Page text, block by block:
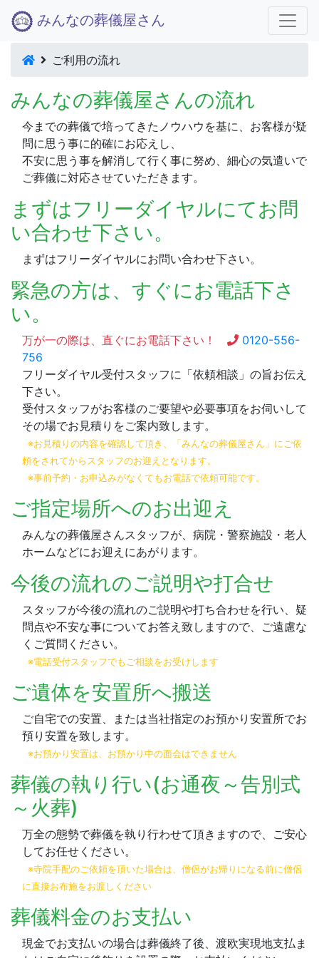
みんなの葬儀屋さん
ご利用の流れ
みんなの葬儀屋さんの流れ
今までの葬儀で培ってきたノウハウを基に、お客様が疑
問に思う事に的確にお応えし、
不安に思う事を解消して行く事に努め、細心の気遣いで
ご葬儀に対応させていただきます。
まずはフリーダイヤルにてお問
い合わせ下さい。
まずはフリーダイヤルにお問い合わせ下さい。
緊急の方は、すぐにお電話下さ
い。
万が一の際は、直ぐにお電話下さい！
0120-556-
756
フリーダイヤル受付スタッフに「依頼相談」の旨お伝え
下さい。
受付スタッフがお客様のご要望や必要事項をお伺いして
その場でお見積りをご案内致します。
※お見積りの内容を確認して頂き、「みんなの葬儀屋さん」にご依
頼をされてからスタッフのお迎えとなります。
※事前予約・お申込みがなくてもお電話で依頼可能です。
ご指定場所へのお出迎え
みんなの葬儀屋さんスタッフが、病院・警察施設・老人
ホームなどにお迎えにあがります。
今後の流れのご説明や打合せ
スタッフが今後の流れのご説明や打ち合わせを行い、疑
問点や不安な事についてお答え致しますので、ご遠慮な
くご質問ください。
※電話受付スタッフでもご相談をお受けします
ご遺体を安置所へ搬送
ご自宅での安置、または当社指定のお預かり安置所でお
預り安置を致します。
※お預かり安置は、お預かり中の面会はできません
葬儀の執り行い(お通夜～告別式
～火葬)
万全の態勢で葬儀を執り行わせて頂きますので、ご安心
してお任せください。
※寺院手配のご依頼を頂いた場合は、僧侶がお帰りになる前に僧侶
に直接お布施をお渡しください
葬儀料金のお支払い
現金でお支払いの場合は葬儀終了後、渡欧実現地支払ま